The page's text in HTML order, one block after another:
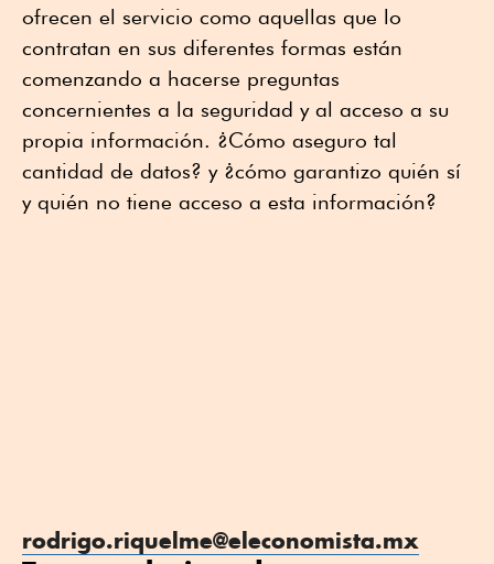
ofrecen el servicio como aquellas que lo
contratan en sus diferentes formas están
comenzando a hacerse preguntas
concernientes a la seguridad y al acceso a su
propia información. ¿Cómo aseguro tal
cantidad de datos? y ¿cómo garantizo quién sí
y quién no tiene acceso a esta información?
rodrigo.riquelme@eleconomista.mx